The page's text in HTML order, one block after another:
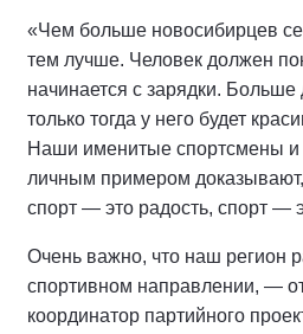
«Чем больше новосибирцев
тем лучше. Человек должен
начинается с зарядки. Больше
только тогда у него будет
Наши именитые спортсмены
личным примером
спорт — это радость, спорт —
Очень важно, что наш регион
спортивном направлении, —
координатор партийного